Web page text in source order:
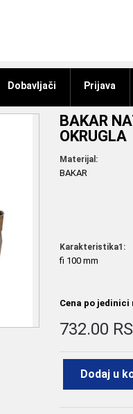
Dobavljači Prijava
BAKAR
OKRUGLA
Materijal:
BAKAR
Karakteristika1:
fi 100 mm
Cena po jedinici
732.00
Dodaj u